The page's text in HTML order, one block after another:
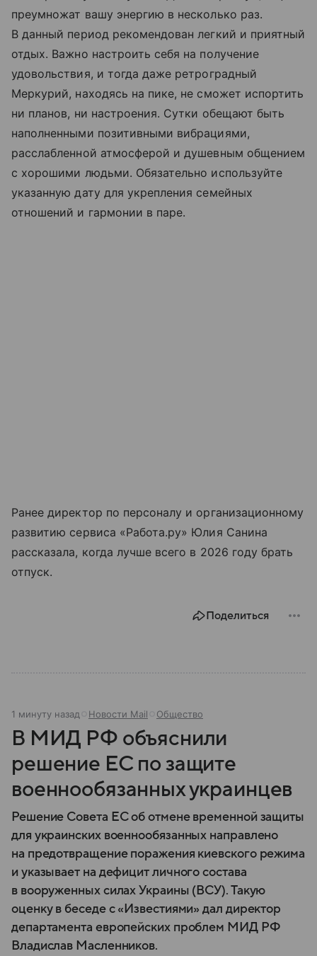
преумножат вашу энергию в несколько раз.
В данный период рекомендован легкий и приятный
отдых. Важно настроить себя на получение
удовольствия, и тогда даже ретроградный
Меркурий, находясь на пике, не сможет испортить
ни планов, ни настроения. Сутки обещают быть
наполненными позитивными вибрациями,
расслабленной атмосферой и душевным общением
с хорошими людьми. Обязательно используйте
указанную дату для укрепления семейных
отношений и гармонии в паре.
Ранее директор по персоналу и организационному
развитию сервиса «Работа.ру» Юлия Санина
рассказала, когда лучше всего в 2026 году брать
отпуск.
Поделиться
1 минуту назад Новости Mail Общество
В МИД РФ объяснили
решение ЕС по защите
военнообязанных украинцев
Решение Совета ЕС об отмене временной защиты
для украинских военнообязанных направлено
на предотвращение поражения киевского режима
и указывает на дефицит личного состава
в вооруженных силах Украины (ВСУ). Такую
оценку в беседе с «Известиями» дал директор
департамента европейских проблем МИД РФ
Владислав Масленников.